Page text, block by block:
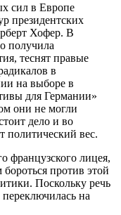
сил в Европе
президентских
Хофер. В
получила
теснят правые
в
на выборе в
для Германии»
они не могли
дело и во
вес.
французского лицея,
против этой
Поскольку речь
на